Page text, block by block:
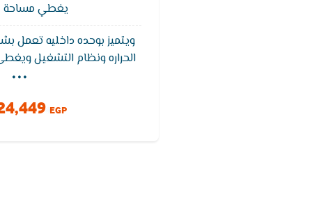
يغطي مساحة 12 متر²
ويتميز بوحده داخليه تعمل
الحراره ونظام التشغيل
التبريد ويتميز تكييف فريش
للوصول لدرجه الحراره
وخاصيه التنظيف الذاتى ويعمل
...
EGP